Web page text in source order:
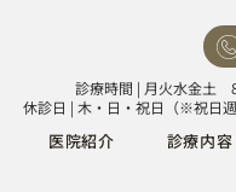
診療時間 | 月火水金土
休診日 | 木・日・祝日（※祝日
医院紹介 診療内容